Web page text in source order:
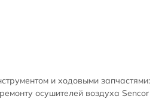
и ходовыми запчастями:
осушителей воздуха Sencor